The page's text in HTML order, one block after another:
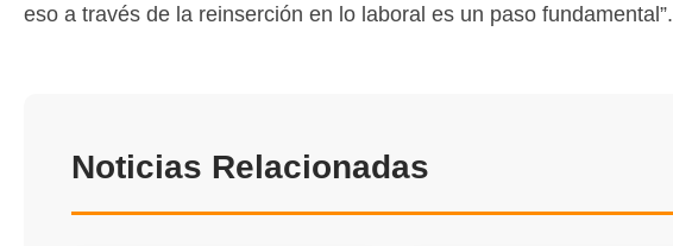
eso a través de la reinserción en lo laboral es un paso fundamental”.
Noticias Relacionadas